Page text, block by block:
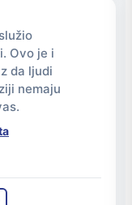
Ovo je i
da ljudi
nemaju